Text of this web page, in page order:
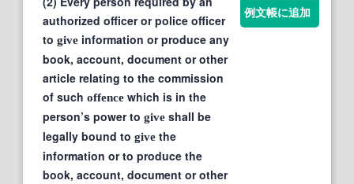
authorized officer or police officer
to give information or produce any
book, account, document or other
article relating to the commission
of such offence which is in the
person’s power to give shall be
legally bound to give the
information or to produce the
book, account, document or other
例文帳に追加